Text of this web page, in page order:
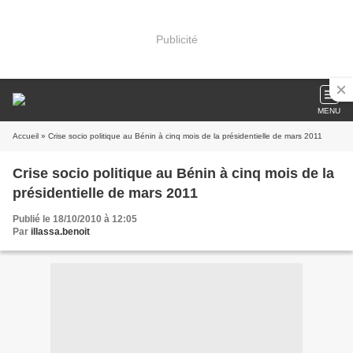
Publicité
MENU
Accueil » Crise socio politique au Bénin à cinq mois de la présidentielle de mars 2011
Crise socio politique au Bénin à cinq mois de la
présidentielle de mars 2011
Publié le 18/10/2010 à 12:05
Par illassa.benoit